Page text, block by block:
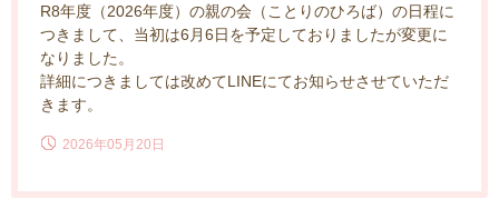
R8年度（2026年度）の親の会（ことりのひろば）の日程に
つきまして、当初は6月6日を予定しておりましたが変更に
なりました。
詳細につきましては改めてLINEにてお知らせさせていただ
きます。
2026年05月20日